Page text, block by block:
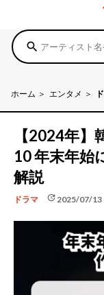
search
ホーム エンタメ
【2024年
10 年末年始
解説
ドラマ update 2025/07/13